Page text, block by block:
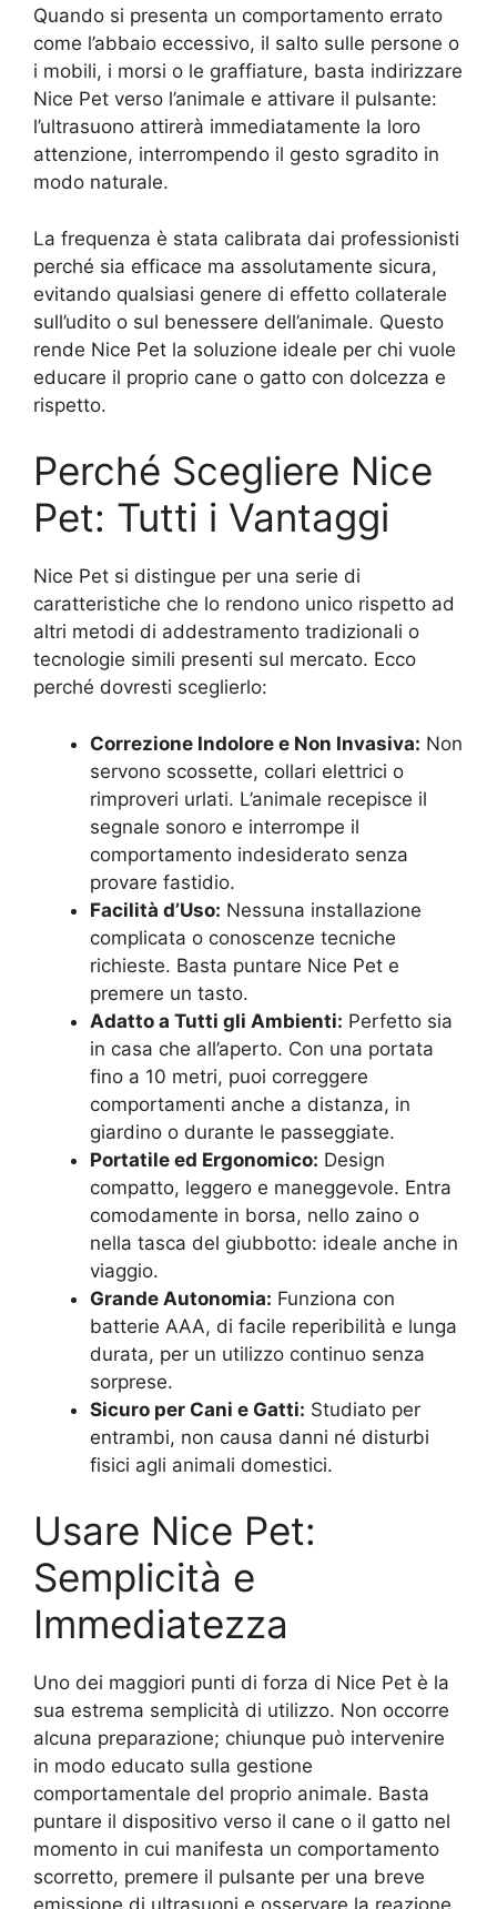
Quando si presenta un comportamento errato
come l’abbaio eccessivo, il salto sulle persone o
i mobili, i morsi o le graffiature, basta indirizzare
Nice Pet verso l’animale e attivare il pulsante:
l’ultrasuono attirerà immediatamente la loro
attenzione, interrompendo il gesto sgradito in
modo naturale.
La frequenza è stata calibrata dai professionisti
perché sia efficace ma assolutamente sicura,
evitando qualsiasi genere di effetto collaterale
sull’udito o sul benessere dell’animale. Questo
rende Nice Pet la soluzione ideale per chi vuole
educare il proprio cane o gatto con dolcezza e
rispetto.
Perché Scegliere Nice
Pet: Tutti i Vantaggi
Nice Pet si distingue per una serie di
caratteristiche che lo rendono unico rispetto ad
altri metodi di addestramento tradizionali o
tecnologie simili presenti sul mercato. Ecco
perché dovresti sceglierlo:
Correzione Indolore e Non Invasiva: Non
servono scossette, collari elettrici o
rimproveri urlati. L’animale recepisce il
segnale sonoro e interrompe il
comportamento indesiderato senza
provare fastidio.
Facilità d’Uso: Nessuna installazione
complicata o conoscenze tecniche
richieste. Basta puntare Nice Pet e
premere un tasto.
Adatto a Tutti gli Ambienti: Perfetto sia
in casa che all’aperto. Con una portata
fino a 10 metri, puoi correggere
comportamenti anche a distanza, in
giardino o durante le passeggiate.
Portatile ed Ergonomico: Design
compatto, leggero e maneggevole. Entra
comodamente in borsa, nello zaino o
nella tasca del giubbotto: ideale anche in
viaggio.
Grande Autonomia: Funziona con
batterie AAA, di facile reperibilità e lunga
durata, per un utilizzo continuo senza
sorprese.
Sicuro per Cani e Gatti: Studiato per
entrambi, non causa danni né disturbi
fisici agli animali domestici.
Usare Nice Pet:
Semplicità e
Immediatezza
Uno dei maggiori punti di forza di Nice Pet è la
sua estrema semplicità di utilizzo. Non occorre
alcuna preparazione; chiunque può intervenire
in modo educato sulla gestione
comportamentale del proprio animale. Basta
puntare il dispositivo verso il cane o il gatto nel
momento in cui manifesta un comportamento
scorretto, premere il pulsante per una breve
emissione di ultrasuoni e osservare la reazione.